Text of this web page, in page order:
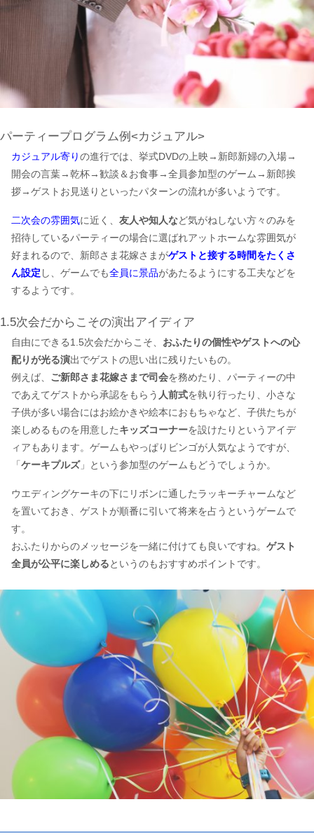
パーティープログラム例<カジュアル>
カジュアル寄りの進行では、挙式DVDの上映→新郎新婦の入場→
開会の言葉→乾杯→歓談＆お食事→全員参加型のゲーム→新郎挨
拶→ゲストお見送りといったパターンの流れが多いようです。
二次会の雰囲気に近く、 友人や知人など気がねしない方々のみを
招待しているパーティーの場合に選ばれアットホームな雰囲気が
好まれるので、新郎さま花嫁さまがゲストと接する時間をたくさ
ん設定 し、ゲームでも全員に景品があたるようにする工夫などを
するようです。
1.5次会だからこその演出アイディア
自由にできる1.5次会だからこそ、 おふたりの個性やゲストへの心
配りが光る演出でゲストの思い出に残りたいもの。
例えば、 ご新郎さま花嫁さまで司会を務めたり、パーティーの中
であえてゲストから承認をもらう 人前式を執り行ったり、小さな
子供が多い場合にはお絵かきや絵本におもちゃなど、子供たちが
楽しめるものを用意したキッズコーナーを設けたりというアイデ
ィアもあります。ゲームもやっぱりビンゴが人気なようですが、
「 ケーキプルズ」という参加型のゲームもどうでしょうか。
ウエディングケーキの下にリボンに通したラッキーチャームなど
を置いておき、ゲストが順番に引いて将来を占うというゲームで
す。
おふたりからのメッセージを一緒に付けても良いですね。 ゲスト
全員が公平に楽しめるというのもおすすめポイントです。